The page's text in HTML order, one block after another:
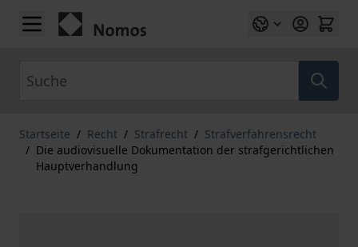
Zum Inhalt springen
Startseite / Recht / Strafrecht / Strafverfahrensrecht
/ Die audiovisuelle Dokumentation der strafgerichtlichen
Hauptverhandlung